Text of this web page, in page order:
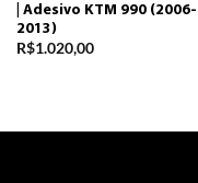
| Adesivo KTM 990 (2006-
2013)
R$1.020,00